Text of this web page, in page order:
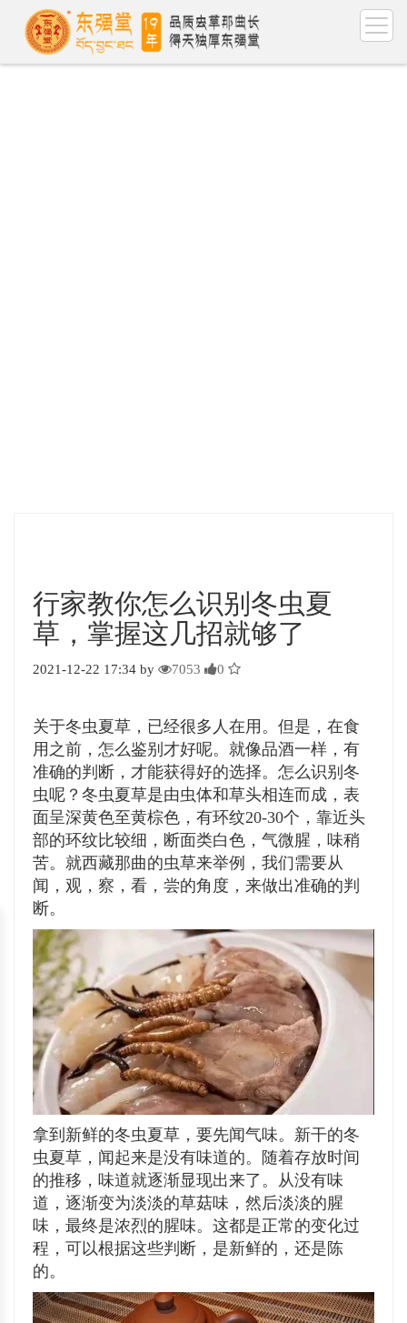
行家教你怎么识别冬虫夏
草，掌握这几招就够了
2021-12-22 17:34 by 7053 0
关于冬虫夏草，已经很多人在用。但是，在食
用之前，怎么鉴别才好呢。就像品酒一样，有
准确的判断，才能获得好的选择。怎么识别冬
虫呢？冬虫夏草是由虫体和草头相连而成，表
面呈深黄色至黄棕色，有环纹20-30个，靠近头
部的环纹比较细，断面类白色，气微腥，味稍
苦。就西藏那曲的虫草来举例，我们需要从
闻，观，察，看，尝的角度，来做出准确的判
断。
拿到新鲜的冬虫夏草，要先闻气味。新干的冬
虫夏草，闻起来是没有味道的。随着存放时间
的推移，味道就逐渐显现出来了。从没有味
道，逐渐变为淡淡的草菇味，然后淡淡的腥
味，最终是浓烈的腥味。这都是正常的变化过
程，可以根据这些判断，是新鲜的，还是陈
的。